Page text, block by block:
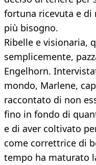
fortuna ricevuta e di
più bisogno.
Ribelle e visionaria,
semplicemente,
Engelhorn.
mondo, Marlene,
raccontato di non
fino in fondo di
e di aver coltivato
come correttrice di
tempo ha maturato